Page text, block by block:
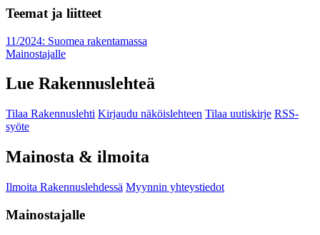
Teemat ja liitteet
11/2024: Suomea rakentamassa
Mainostajalle
Lue Rakennuslehteä
Tilaa Rakennuslehti Kirjaudu näköislehteen Tilaa uutiskirje RSS-
syöte
Mainosta & ilmoita
Ilmoita Rakennuslehdessä Myynnin yhteystiedot
Mainostajalle